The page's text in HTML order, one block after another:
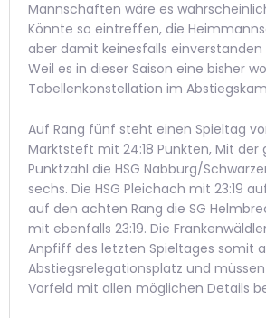
Mannschaften wäre es
Könnte so eintreffen, die
aber damit keinesfalls einverstanden
Weil es in dieser Saison eine bisher
Tabellenkonstellation im
Auf Rang fünf steht einen Spieltag
Marktsteft mit 24:18 Punkten, Mit der
Punktzahl die HSG Nabburg/
sechs. Die HSG Pleichach mit 23:19
auf den achten Rang die SG
mit ebenfalls 23:19. Die
Anpfiff des letzten Spieltages somit
Abstiegsrelegationsplatz und
Vorfeld mit allen möglichen Details